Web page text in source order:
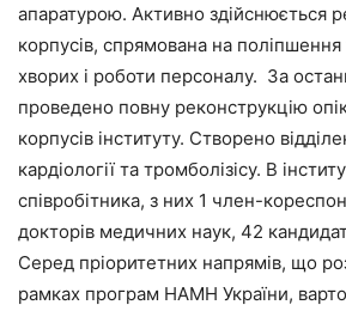
апаратурою. Активно здійснюється
корпусів, спрямована на
хворих і роботи персоналу. За
проведено повну реконструкцію
корпусів інституту. Створено
кардіології та тромболізісу. В
співробітника, з них 1 член-
докторів медичних наук, 42
Серед пріоритетних напрямів, що
рамках програм НАМН України, варто